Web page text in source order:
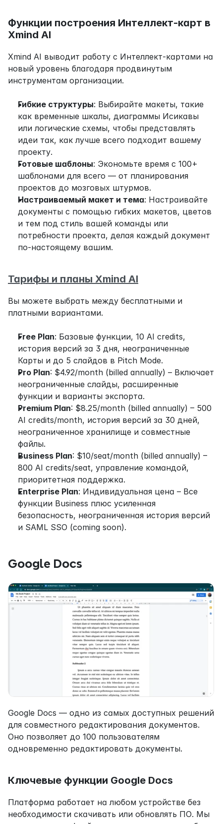
Функции построения Интеллект-карт в
Xmind AI
Xmind AI выводит работу с Интеллект-картами на
новый уровень благодаря продвинутым
инструментам организации.
Гибкие структуры: Выбирайте макеты, такие
как временные шкалы, диаграммы Исикавы
или логические схемы, чтобы представлять
идеи так, как лучше всего подходит вашему
проекту.
Готовые шаблоны: Экономьте время с 100+
шаблонами для всего — от планирования
проектов до мозговых штурмов.
Настраиваемый макет и тема: Настраивайте
документы с помощью гибких макетов, цветов
и тем под стиль вашей команды или
потребности проекта, делая каждый документ
по-настоящему вашим.
Тарифы и планы Xmind AI
Вы можете выбрать между бесплатными и
платными вариантами.
Free Plan: Базовые функции, 10 AI credits,
история версий за 3 дня, неограниченные
Карты и до 5 слайдов в Pitch Mode.
Pro Plan: $4.92/month (billed annually) – Включает
неограниченные слайды, расширенные
функции и варианты экспорта.
Premium Plan: $8.25/month (billed annually) – 500
AI credits/month, история версий за 30 дней,
неограниченное хранилище и совместные
файлы.
Business Plan: $10/seat/month (billed annually) –
800 AI credits/seat, управление командой,
приоритетная поддержка.
Enterprise Plan: Индивидуальная цена – Все
функции Business плюс усиленная
безопасность, неограниченная история версий
и SAML SSO (coming soon).
Google Docs
Google Docs — одно из самых доступных решений
для совместного редактирования документов.
Оно позволяет до 100 пользователям
одновременно редактировать документы.
Ключевые функции Google Docs
Платформа работает на любом устройстве без
необходимости скачивать или обновлять ПО. Мы